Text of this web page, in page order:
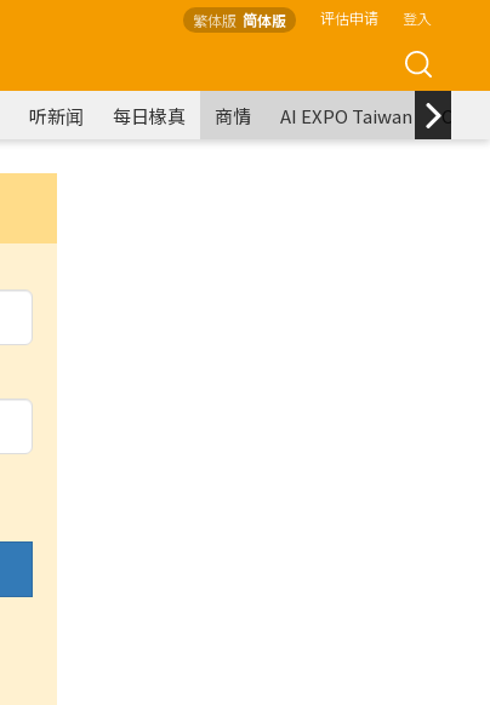
繁体版 简体版 评估申请 登入
听新闻 每日椽真 商情 AI EXPO Taiwan